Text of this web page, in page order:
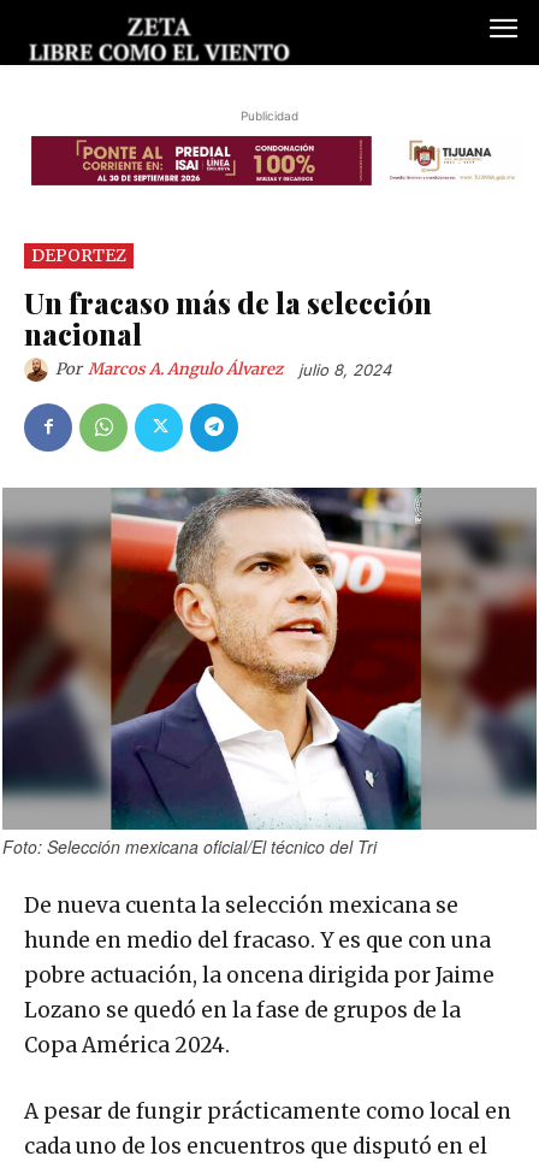
Publicidad
DEPORTEZ
Un fracaso más de la selección
nacional
Por Marcos A. Angulo Álvarez julio 8, 2024
Foto: Selección mexicana oficial/El técnico del Tri
De nueva cuenta la selección mexicana se
hunde en medio del fracaso. Y es que con una
pobre actuación, la oncena dirigida por Jaime
Lozano se quedó en la fase de grupos de la
Copa América 2024.
A pesar de fungir prácticamente como local en
cada uno de los encuentros que disputó en el